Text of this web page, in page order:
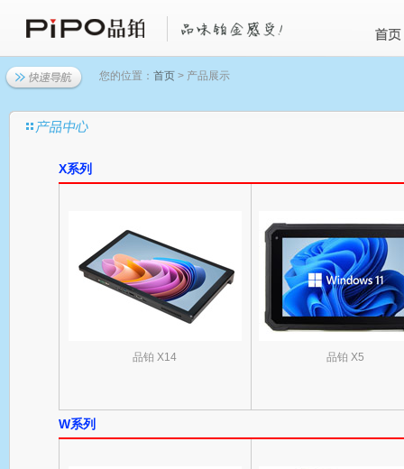
您的位置： 首页 > 产品展示
X系列
品铂 X14 品铂 X5
W系列